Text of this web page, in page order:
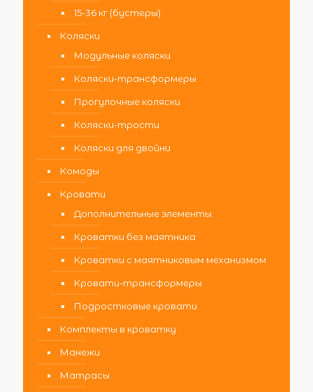
15-36 кг (бустеры)
Коляски
Модульные коляски
Коляски-трансформеры
Прогулочные коляски
Коляски-трости
Коляски для двойни
Комоды
Кровати
Дополнительные элементы
Кроватки без маятника
Кроватки с маятниковым механизмом
Кровати-трансформеры
Подростковые кровати
Комплекты в кроватку
Манежи
Матрасы